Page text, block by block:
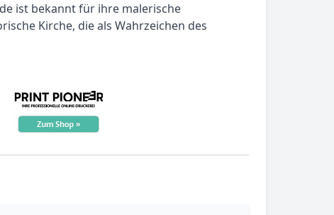
ist bekannt für ihre malerische
Kirche, die als Wahrzeichen des